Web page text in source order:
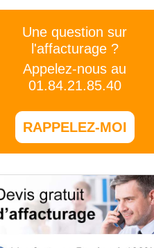
Une question sur
l'affacturage ?
Appelez-nous au
01.84.21.85.40
RAPPELEZ-MOI